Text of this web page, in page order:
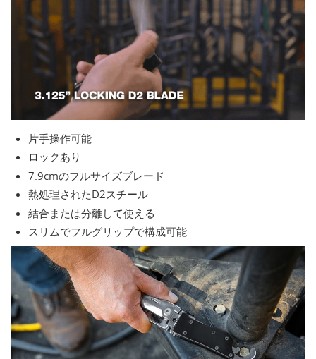
片手操作可能
ロックあり
7.9cmのフルサイズブレード
熱処理されたD2スチール
結合または分離して使える
スリムでフルグリップで構成可能